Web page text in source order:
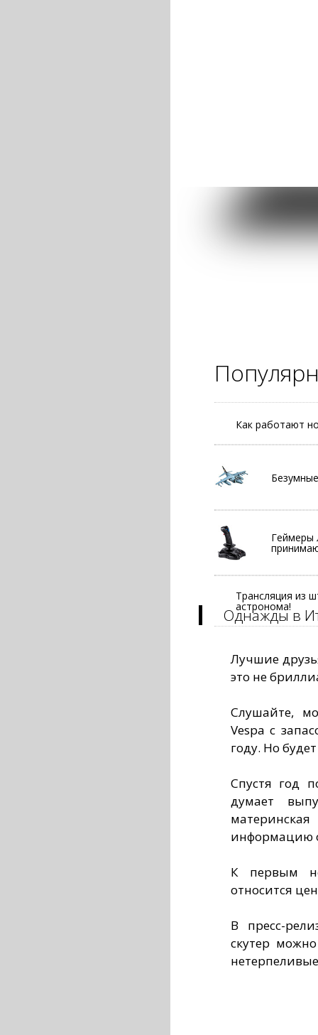
Как работают
Геймеры
Трансляция из
астронома!
Однажды в
Лучшие
это не
Слушайте,
Vespa с
году. Но
Спустя год
думает
информацию
К первым
относится
В пресс-
скутер